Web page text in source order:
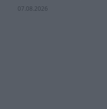
07.08.2026